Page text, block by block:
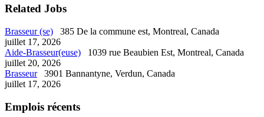
Related Jobs
Brasseur (se)
385 De la commune est, Montreal, Canada
juillet 17, 2026
Aide-Brasseur(euse)
1039 rue Beaubien Est, Montreal, Canada
juillet 20, 2026
Brasseur
3901 Bannantyne, Verdun, Canada
juillet 17, 2026
Emplois récents